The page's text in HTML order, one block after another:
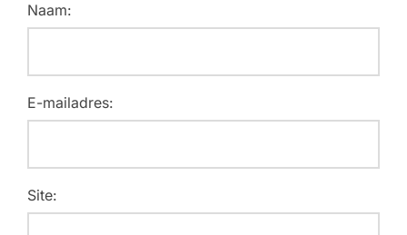
Naam:
E-mailadres:
Site: